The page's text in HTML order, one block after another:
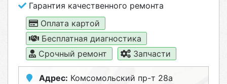
Гарантия качественного ремонта
Оплата картой
Бесплатная диагностика
Срочный ремонт
Запчасти
Адрес: Комсомольский пр-т 28а